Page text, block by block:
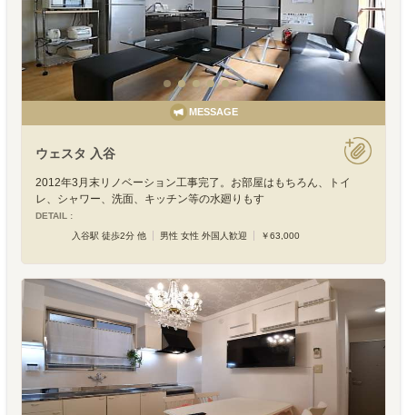
MESSAGE
ウェスタ 入谷
2012年3月末リノベーション工事完了。お部屋はもちろん、トイ
レ、シャワー、洗面、キッチン等の水廻りもす
DETAIL :
入谷駅 徒歩2分 他
男性 女性 外国人歓迎 ￥63,000